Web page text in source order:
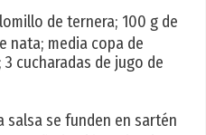
de ternera; 100 g de
nata; media copa de
cucharadas de jugo de
salsa se funden en sartén